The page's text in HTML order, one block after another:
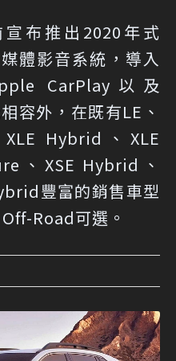
布推出2020年式
體影音系統，導入
CarPlay以及
容外，在既有LE、
Hybrid、XLE
、XSE Hybrid、
豐富的銷售車型
Road可選。